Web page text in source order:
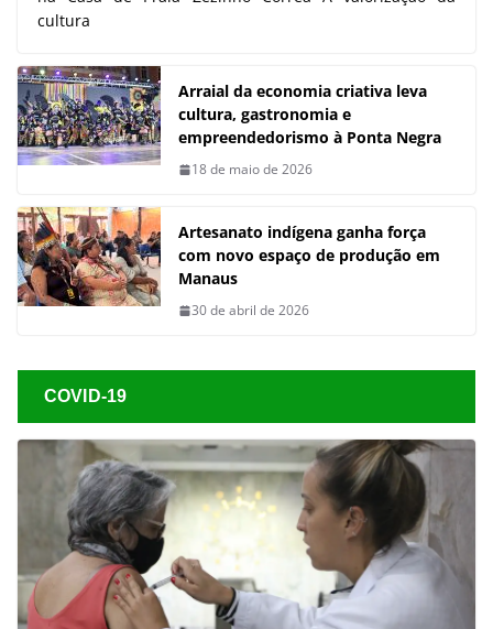
cultura
Arraial da economia criativa leva
cultura, gastronomia e
empreendedorismo à Ponta Negra
18 de maio de 2026
Artesanato indígena ganha força
com novo espaço de produção em
Manaus
30 de abril de 2026
COVID-19